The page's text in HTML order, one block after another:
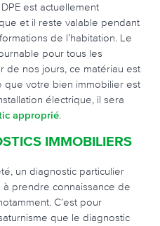
est actuellement
et il reste valable pendant
de l’habitation. Le
pour tous les
de nos jours, ce matériau est
que votre bien immobilier est
électrique, il sera
approprié.
IMMOBILIERS
un diagnostic particulier
prendre connaissance de
C’est pour
que le diagnostic